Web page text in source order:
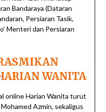
Bandaraya (Dataran
Persiaran Tasik,
Menteri dan Persiaran
WANITA
online Harian Wanita turut
Azmin, sekaligus